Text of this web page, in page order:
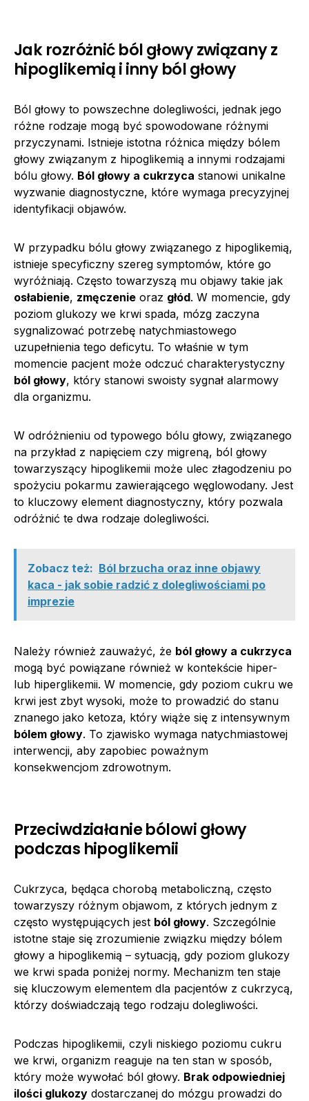
Jak rozróżnić ból głowy związany z
hipoglikemią i inny ból głowy
Ból głowy to powszechne dolegliwości, jednak jego
różne rodzaje mogą być spowodowane różnymi
przyczynami. Istnieje istotna różnica między bólem
głowy związanym z hipoglikemią a innymi rodzajami
bólu głowy. Ból głowy a cukrzyca stanowi unikalne
wyzwanie diagnostyczne, które wymaga precyzyjnej
identyfikacji objawów.
W przypadku bólu głowy związanego z hipoglikemią,
istnieje specyficzny szereg symptomów, które go
wyróżniają. Często towarzyszą mu objawy takie jak
osłabienie, zmęczenie oraz głód. W momencie, gdy
poziom glukozy we krwi spada, mózg zaczyna
sygnalizować potrzebę natychmiastowego
uzupełnienia tego deficytu. To właśnie w tym
momencie pacjent może odczuć charakterystyczny
ból głowy, który stanowi swoisty sygnał alarmowy
dla organizmu.
W odróżnieniu od typowego bólu głowy, związanego
na przykład z napięciem czy migreną, ból głowy
towarzyszący hipoglikemii może ulec złagodzeniu po
spożyciu pokarmu zawierającego węglowodany. Jest
to kluczowy element diagnostyczny, który pozwala
odróżnić te dwa rodzaje dolegliwości.
Zobacz też: Ból brzucha oraz inne objawy
kaca - jak sobie radzić z dolegliwościami po
imprezie
Należy również zauważyć, że ból głowy a cukrzyca
mogą być powiązane również w kontekście hiper-
lub hiperglikemii. W momencie, gdy poziom cukru we
krwi jest zbyt wysoki, może to prowadzić do stanu
znanego jako ketoza, który wiąże się z intensywnym
bólem głowy. To zjawisko wymaga natychmiastowej
interwencji, aby zapobiec poważnym
konsekwencjom zdrowotnym.
Przeciwdziałanie bólowi głowy
podczas hipoglikemii
Cukrzyca, będąca chorobą metaboliczną, często
towarzyszy różnym objawom, z których jednym z
często występujących jest ból głowy. Szczególnie
istotne staje się zrozumienie związku między bólem
głowy a hipoglikemią – sytuacją, gdy poziom glukozy
we krwi spada poniżej normy. Mechanizm ten staje
się kluczowym elementem dla pacjentów z cukrzycą,
którzy doświadczają tego rodzaju dolegliwości.
Podczas hipoglikemii, czyli niskiego poziomu cukru
we krwi, organizm reaguje na ten stan w sposób,
który może wywołać ból głowy. Brak odpowiedniej
ilości glukozy dostarczanej do mózgu prowadzi do